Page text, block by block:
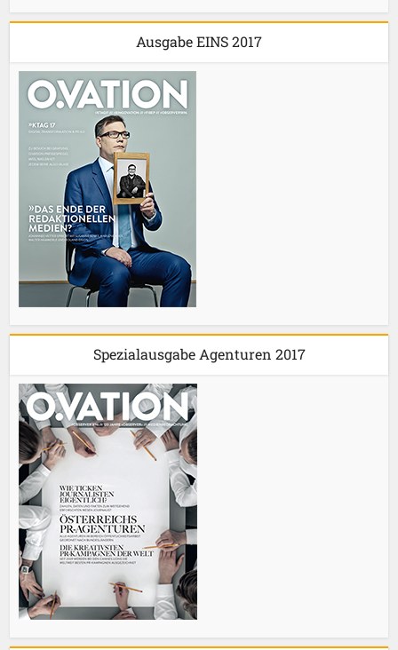
Ausgabe EINS 2017
Spezialausgabe Agenturen 2017